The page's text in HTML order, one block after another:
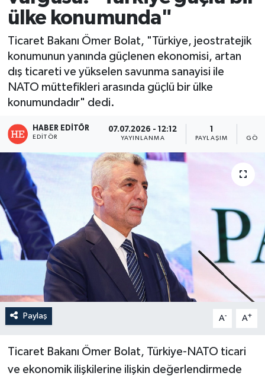
ülke konumunda"
Ticaret Bakanı Ömer Bolat, "Türkiye, jeostratejik
konumunun yanında güçlenen ekonomisi, artan
dış ticareti ve yükselen savunma sanayisi ile
NATO müttefikleri arasında güçlü bir ülke
konumundadır" dedi.
HABER EDITÖR
EDITÖR
07.07.2026 - 12:12
YAYINLANMA PAYLAŞIM
Paylaş A- A+
Ticaret Bakanı Ömer Bolat, Türkiye-NATO ticari
ve ekonomik ilişkilerine ilişkin değerlendirmede